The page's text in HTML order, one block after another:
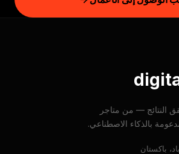
النتائج — من متاجر
بالذكاء الاصطناعي.
باكستان